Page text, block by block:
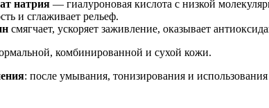
натрия— гиалуроновая кислота с низкой
и сглаживает рельеф.
смягчает, ускоряет заживление, оказывает
комбинированной и сухой кожи.
: после умывания, тонизирования и